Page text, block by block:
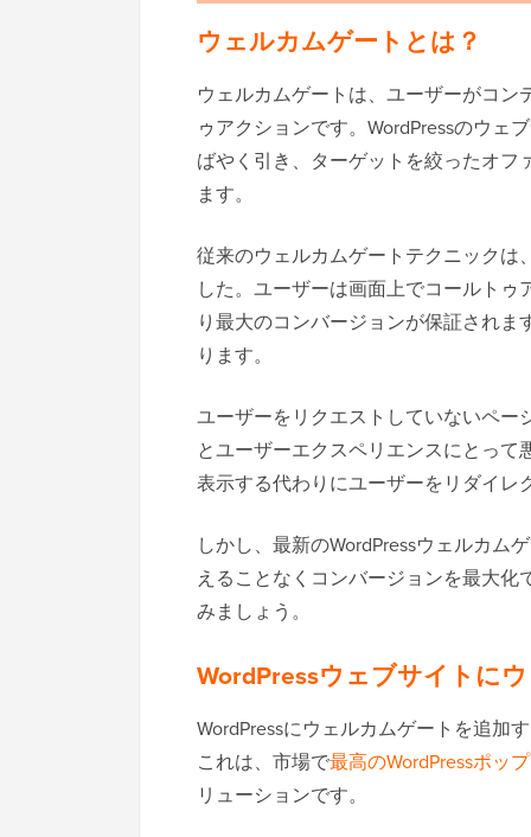
ウェルカムゲートとは？
ウェルカムゲートは、ユーザーがコ
ゥアクションです。WordPressのウェ
ばやく引き、ターゲットを絞ったオフ
ます。
従来のウェルカムゲートテクニック
した。ユーザーは画面上でコールト
り最大のコンバージョンが保証され
ります。
ユーザーをリクエストしていないペ
とユーザーエクスペリエンスにとっ
表示する代わりにユーザーをリダイ
しかし、最新のWordPressウェルカム
えることなくコンバージョンを最大
みましょう。
WordPressウェブサイトに
WordPressにウェルカムゲートを追加
これは、市場で最高のWordPressポッ
リューションです。